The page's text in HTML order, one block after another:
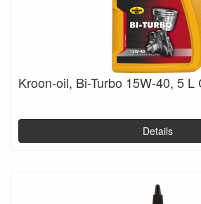
Kroon-oil, Bi-Turbo 15W-40, 5 L
Details